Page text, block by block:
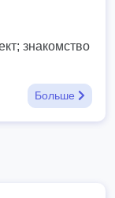
знакомство
Больше